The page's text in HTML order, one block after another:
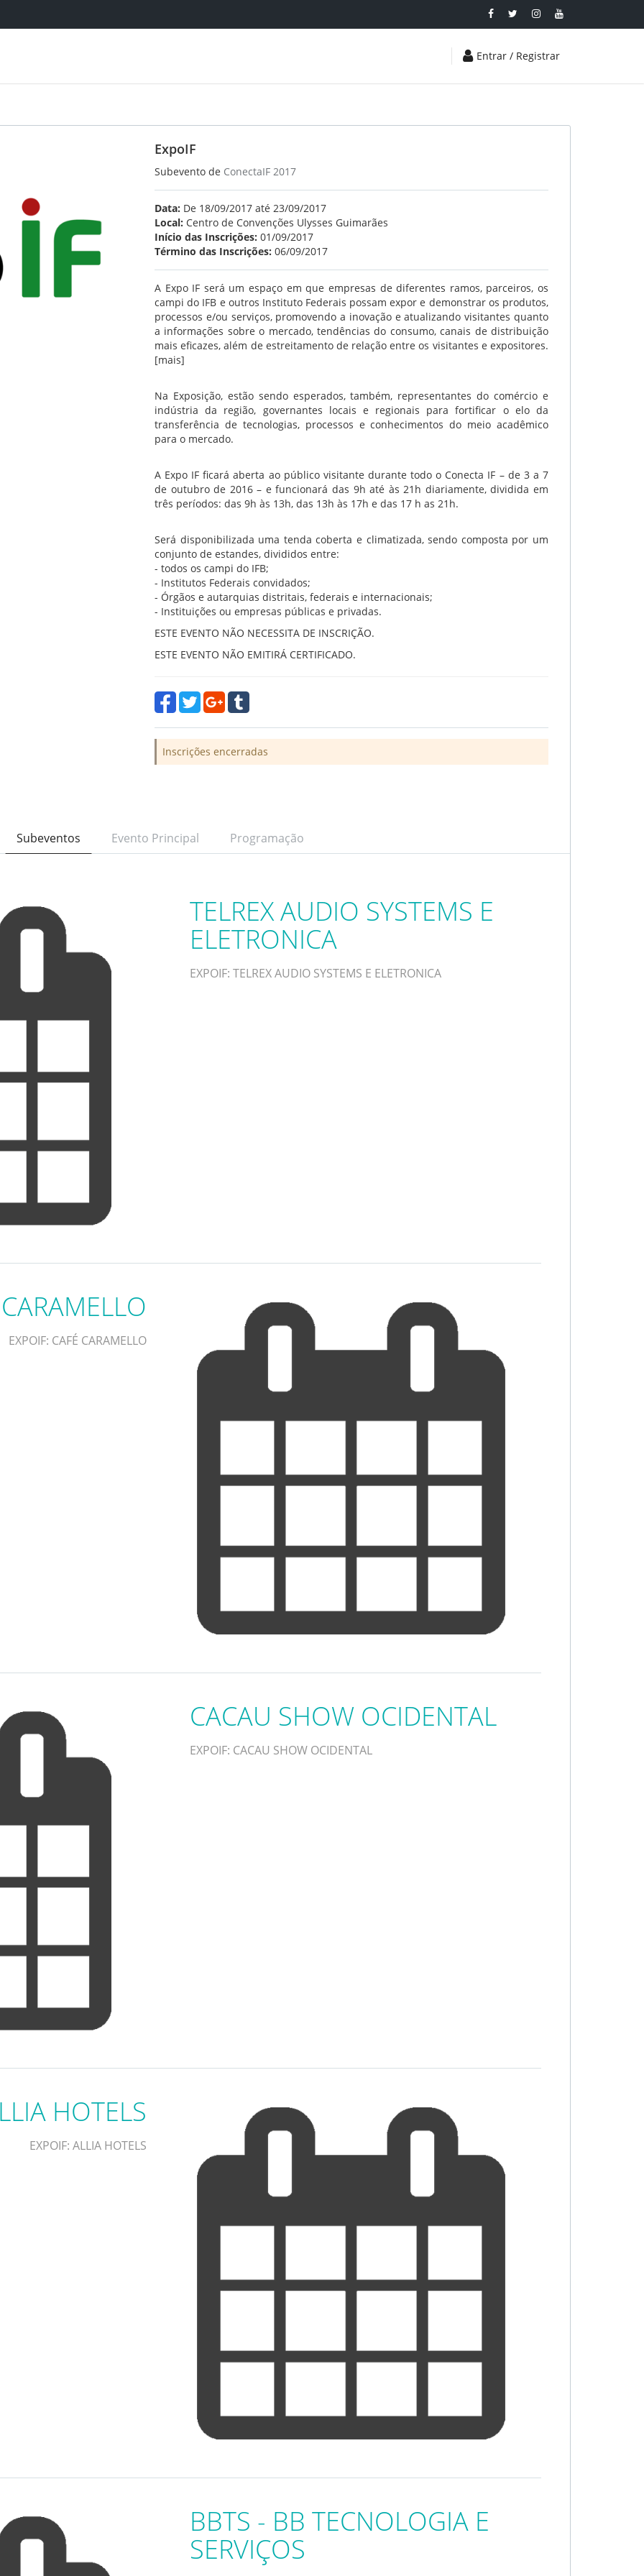
Entrar / Registrar
ExpoIF
Subevento de ConectaIF 2017
Data: De 18/09/2017 até 23/09/2017
Local: Centro de Convenções Ulysses Guimarães
Início das Inscrições: 01/09/2017
Término das Inscrições: 06/09/2017
A Expo IF será um espaço em que empresas de diferentes ramos, parceiros, os
campi do IFB e outros Instituto Federais possam expor e demonstrar os produtos,
processos e/ou serviços, promovendo a inovação e atualizando visitantes quanto
a informações sobre o mercado, tendências do consumo, canais de distribuição
mais eficazes, além de estreitamento de relação entre os visitantes e expositores.
[mais]
Na Exposição, estão sendo esperados, também, representantes do comércio e
indústria da região, governantes locais e regionais para fortificar o elo da
transferência de tecnologias, processos e conhecimentos do meio acadêmico
para o mercado.
A Expo IF ficará aberta ao público visitante durante todo o Conecta IF – de 3 a 7
de outubro de 2016 – e funcionará das 9h até às 21h diariamente, dividida em
três períodos: das 9h às 13h, das 13h às 17h e das 17 h as 21h.
Será disponibilizada uma tenda coberta e climatizada, sendo composta por um
conjunto de estandes, divididos entre:
- todos os campi do IFB;
- Institutos Federais convidados;
- Órgãos e autarquias distritais, federais e internacionais;
- Instituições ou empresas públicas e privadas.
ESTE EVENTO NÃO NECESSITA DE INSCRIÇÃO.
ESTE EVENTO NÃO EMITIRÁ CERTIFICADO.
Inscrições encerradas
Subeventos Evento Principal Programação
TELREX AUDIO SYSTEMS E
ELETRONICA
EXPOIF: TELREX AUDIO SYSTEMS E ELETRONICA
EXPOIF: CAFÉ CARAMELLO
CACAU SHOW OCIDENTAL
EXPOIF: CACAU SHOW OCIDENTAL
HOTELS
EXPOIF: ALLIA HOTELS
BBTS - BB TECNOLOGIA E
SERVIÇOS